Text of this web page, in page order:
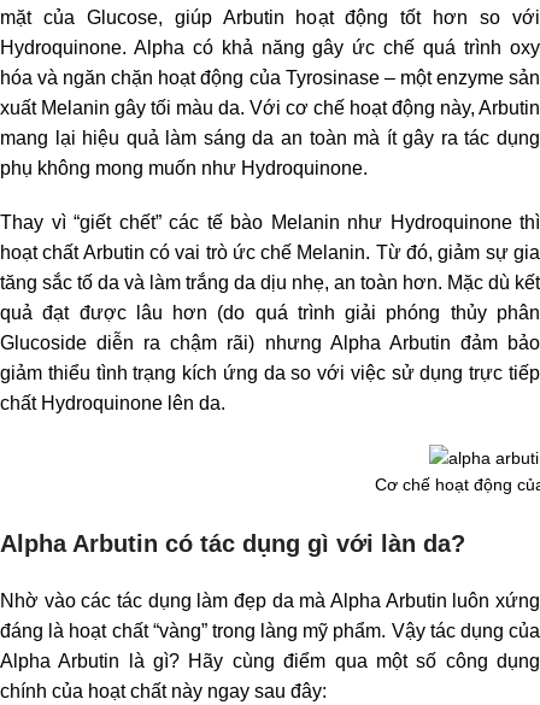
mặt của Glucose, giúp Arbutin hoạt động tốt hơn so với
Hydroquinone. Alpha có khả năng gây ức chế quá trình oxy
hóa và ngăn chặn hoạt động của Tyrosinase – một enzyme sản
xuất Melanin gây tối màu da. Với cơ chế hoạt động này, Arbutin
mang lại hiệu quả làm sáng da an toàn mà ít gây ra tác dụng
phụ không mong muốn như Hydroquinone.
Thay vì “giết chết” các tế bào Melanin như Hydroquinone thì
hoạt chất Arbutin có vai trò ức chế Melanin. Từ đó, giảm sự gia
tăng sắc tố da và làm trắng da dịu nhẹ, an toàn hơn. Mặc dù kết
quả đạt được lâu hơn (do quá trình giải phóng thủy phân
Glucoside diễn ra chậm rãi) nhưng Alpha Arbutin đảm bảo
giảm thiểu tình trạng kích ứng da so với việc sử dụng trực tiếp
chất Hydroquinone lên da.
Cơ chế hoạt động
Alpha Arbutin có tác dụng gì với làn da?
Nhờ vào các tác dụng làm đẹp da mà Alpha Arbutin luôn xứng
đáng là hoạt chất “vàng” trong làng mỹ phẩm. Vậy tác dụng của
Alpha Arbutin là gì? Hãy cùng điểm qua một số công dụng
chính của hoạt chất này ngay sau đây: